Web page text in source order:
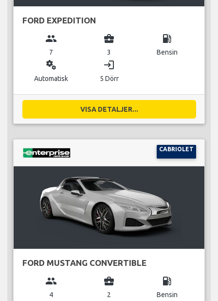
FORD EXPEDITION
group
7
business_center
3
local_gas_station
Bensin
miscellaneous_services
Automatisk
login
5 Dörr
VISA DETALJER...
CABRIOLET
FORD MUSTANG CONVERTIBLE
group
4
business_center
2
local_gas_station
Bensin